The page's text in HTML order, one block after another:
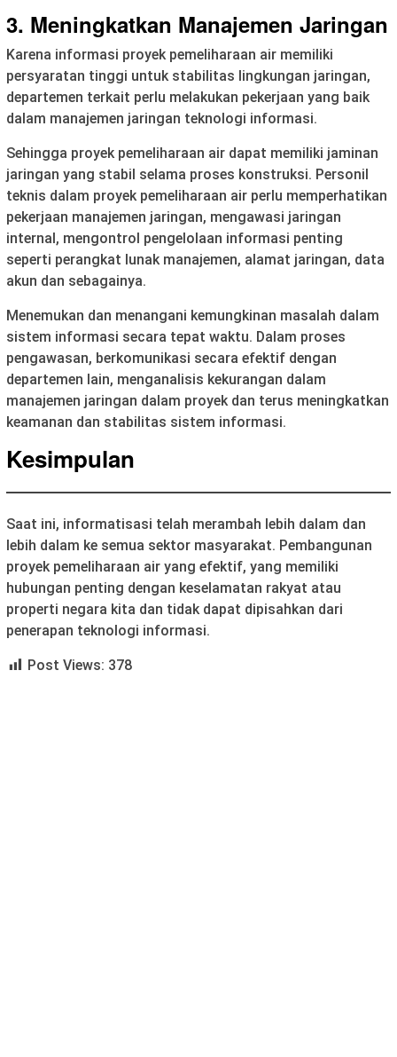
3. Meningkatkan Manajemen Jaringan
Karena informasi proyek pemeliharaan air memiliki
persyaratan tinggi untuk stabilitas lingkungan jaringan,
departemen terkait perlu melakukan pekerjaan yang baik
dalam manajemen jaringan teknologi informasi.
Sehingga proyek pemeliharaan air dapat memiliki jaminan
jaringan yang stabil selama proses konstruksi. Personil
teknis dalam proyek pemeliharaan air perlu memperhatikan
pekerjaan manajemen jaringan, mengawasi jaringan
internal, mengontrol pengelolaan informasi penting
seperti perangkat lunak manajemen, alamat jaringan, data
akun dan sebagainya.
Menemukan dan menangani kemungkinan masalah dalam
sistem informasi secara tepat waktu. Dalam proses
pengawasan, berkomunikasi secara efektif dengan
departemen lain, menganalisis kekurangan dalam
manajemen jaringan dalam proyek dan terus meningkatkan
keamanan dan stabilitas sistem informasi.
Kesimpulan
Saat ini, informatisasi telah merambah lebih dalam dan
lebih dalam ke semua sektor masyarakat. Pembangunan
proyek pemeliharaan air yang efektif, yang memiliki
hubungan penting dengan keselamatan rakyat atau
properti negara kita dan tidak dapat dipisahkan dari
penerapan teknologi informasi.
Post Views: 378